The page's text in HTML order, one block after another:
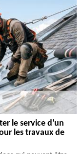
le service d'un
les travaux de